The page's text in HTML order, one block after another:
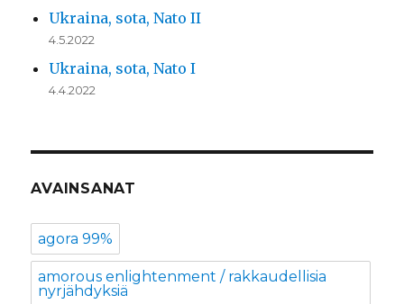
Ukraina, sota, Nato II
4.5.2022
Ukraina, sota, Nato I
4.4.2022
AVAINSANAT
agora 99%
amorous enlightenment / rakkaudellisia
nyrjähdyksiä